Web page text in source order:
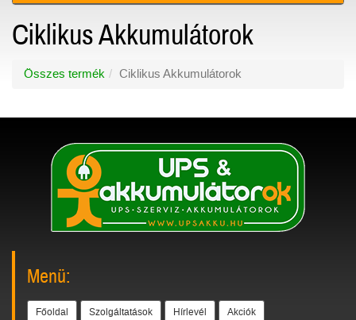
Ciklikus Akkumulátorok
Összes termék Ciklikus Akkumulátorok
Menü:
Főoldal Szolgáltatások Hírlevél Akciók